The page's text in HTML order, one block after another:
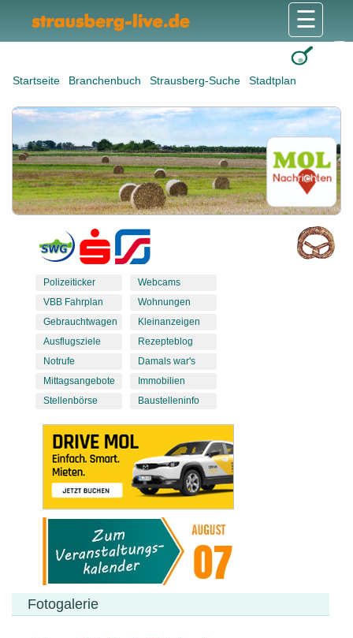
Startseite Branchenbuch Strausberg-Suche Stadtplan
☰
Polizeiticker
VBB Fahrplan
Gebrauchtwagen
Ausflugsziele
Notrufe
Mittagsangebote
Stellenbörse
Webcams
Wohnungen
Kleinanzeigen
Rezepteblog
Damals war's
Immobilien
Baustelleninfo
Fotogalerie